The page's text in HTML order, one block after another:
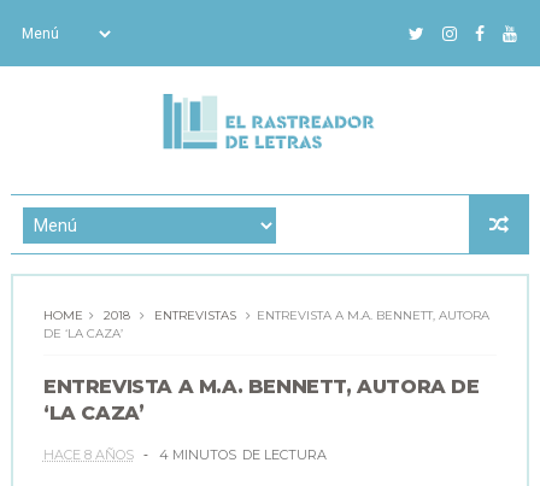
HOME 2018 ENTREVISTAS
ENTREVISTA A M.A. BENNETT, AUTORA
DE ‘LA CAZA’
ENTREVISTA A M.A. BENNETT, AUTORA DE
‘LA CAZA’
HACE 8 AÑOS 4 MINUTOS DE LECTURA